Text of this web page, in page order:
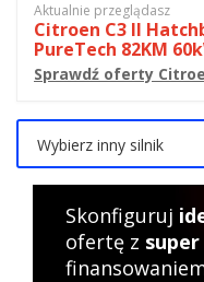
Aktualnie przeglądasz
Citroen C3 II
PureTech 82KM
Sprawdź oferty
Wybierz inny silnik
Skonfiguruj
ofertę z super